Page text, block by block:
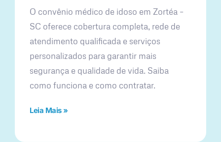
O convênio médico de idoso em Zortéa –
SC oferece cobertura completa, rede de
atendimento qualificada e serviços
personalizados para garantir mais
segurança e qualidade de vida. Saiba
como funciona e como contratar.
Leia Mais »